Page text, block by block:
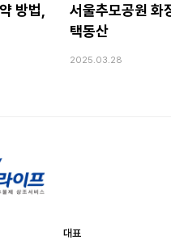
방법,
서울추모공원 화
택동산
2025.03.28
대표